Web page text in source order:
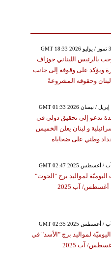
بالرئيس اللبناني جوزاف
ويؤكد على وقوفه إلى جانب
وحقوقه المشروعةً
تدعو إلى تحقيق دولي في
و لبنان يعلن الخميس
وطني على ضحاياه
اليوميّة لمواليد برج "الحوت"
آب 2025
لمواليد برج "الأسد" في
آب 2025